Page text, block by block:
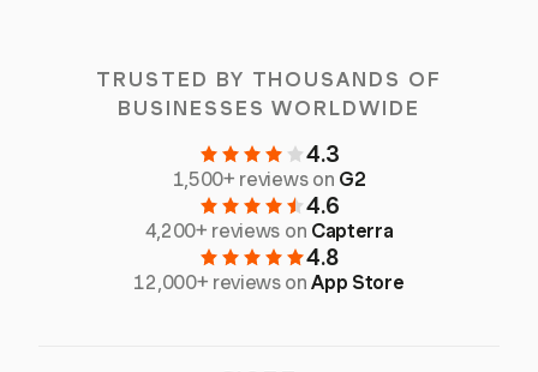
TRUSTED BY THOUSANDS OF
BUSINESSES WORLDWIDE
4.3
1,500+ reviews on G2
4.6
4,200+ reviews on Capterra
4.8
12,000+ reviews onApp Store